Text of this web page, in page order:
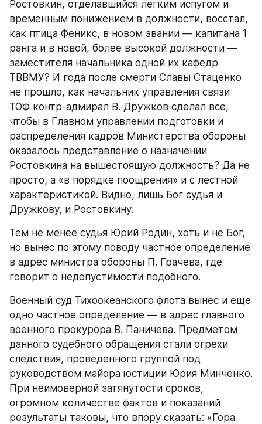
Ростовкин, отделавшийся легким испугом и
временным понижением в должности, восстал,
как птица Феникс, в новом звании — капитана 1
ранга и в новой, более высокой должности —
заместителя начальника одной их кафедр
ТВВМУ? И года после смерти Славы Стаценко
не прошло, как начальник управления связи
ТОФ контр-адмирал В. Дружков сделал все,
чтобы в Главном управлении подготовки и
распределения кадров Министерства обороны
оказалось представление о назначении
Ростовкина на вышестоящую должность? Да не
просто, а «в порядке поощрения» и с лестной
характеристикой. Видно, лишь Бог судья и
Дружкову, и Ростовкину.
Тем не менее судья Юрий Родин, хоть и не Бог,
но вынес по этому поводу частное определение
в адрес министра обороны П. Грачева, где
говорит о недопустимости подобного.
Военный суд Тихоокеанского флота вынес и еще
одно частное определение — в адрес главного
военного прокурора В. Паничева. Предметом
данного судебного обращения стали огрехи
следствия, проведенного группой под
руководством майора юстиции Юрия Минченко.
При неимоверной затянутости сроков,
огромном количестве фактов и показаний
результаты таковы, что впору сказать: «Гора